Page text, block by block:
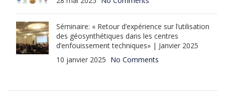
Séminaire: « Retour d’expérience sur l’utilisation
des géosynthétiques dans les centres
d’enfouissement techniques» | Janvier 2025
10 janvier 2025 No Comments